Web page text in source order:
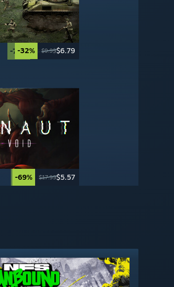
-32% $9.99$6.79
-69% $17.99$5.57
-70% $59.99$17.99
-95% $49.99$2.49
-67% $49.99$16.49
-50%
-30% $49.99$34.99
-65%